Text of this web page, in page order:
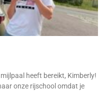
heeft bereikt, Kimberly!
onze rijschool omdat je